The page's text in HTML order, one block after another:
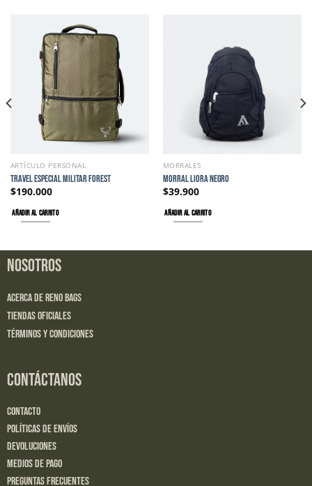
ARTÍCULO PERSONAL
TRAVEL ESPECIAL MILITAR FOREST
$190.000
AÑADIR AL CARRITO
MORRALES
MORRAL LIORA NEGRO
$39.900
AÑADIR AL CARRITO
NOSOTROS
Acerca de Reno Bags
Tiendas Oficiales
Términos y Condiciones
CONTÁCTANOS
Contacto
Políticas de Envíos
Devoluciones
Medios de Pago
Preguntas Frecuentes